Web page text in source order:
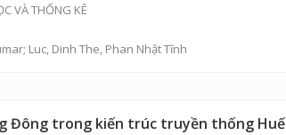
VÀ THỐNG KÊ
Luc, Dinh The, Phan Nhật Tĩnh
Đông trong kiến trúc truyền thống Huế